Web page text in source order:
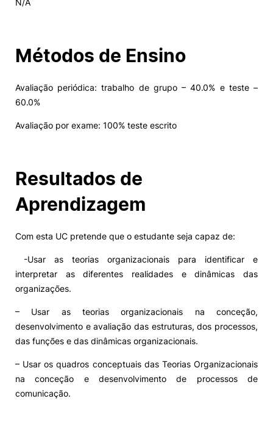
Projetos PRR
Magazine
Eventos
Europeia Política de Privacidade e Cookies
Sugestões,
N/A
Métodos de Ensino
Avaliação periódica: trabalho de grupo – 40.0% e teste –
60.0%
Avaliação por exame: 100% teste escrito
Resultados de
Aprendizagem
Com esta UC pretende que o estudante seja capaz de:
-Usar as teorias organizacionais para identificar e
interpretar as diferentes realidades e dinâmicas das
organizações.
– Usar as teorias organizacionais na conceção,
desenvolvimento e avaliação das estruturas, dos processos,
das funções e das dinâmicas organizacionais.
– Usar os quadros conceptuais das Teorias Organizacionais
na conceção e desenvolvimento de processos de
comunicação.